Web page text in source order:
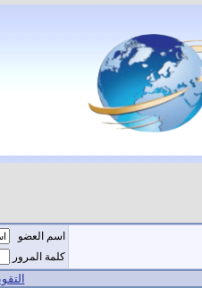
اسم العضو
كلمة المرور